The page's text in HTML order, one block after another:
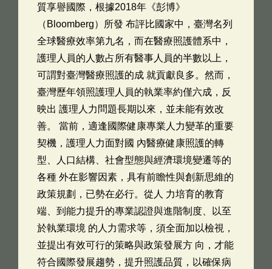
質享譽國際，根據2018年《彭博》
（Bloomberg）所發 布評比國家中，臺灣名列
全球醫療效率第九名，而在醫療照護體系中，
護理人員的人數占所有醫事人員的半數以上，
可謂對臺灣醫療照護的成 就貢獻良多。然而，
臺灣歷年領照護理人員的執業率約僅六成，反
映出 護理人力問題長期以來，並未能有效改
善。 當前，適逢國際健康專業人力變革的重要
契機，護理人力面對國 內醫療健康照護的轉
型、人口結構、社會型態與經濟環境變遷等的
各種 外在影響因素，具有前瞻性與創新思維的
政策規劃，已勢在必行。從人 力培育的教育
端、到能力提升的專業認證與進階制度、以至
於執業環境 的人力需求等，須全面加以檢視，
並提出有效可行的策略與政策發展方 向，才能
符合國際發展趨勢，提升照護品質，以確保病